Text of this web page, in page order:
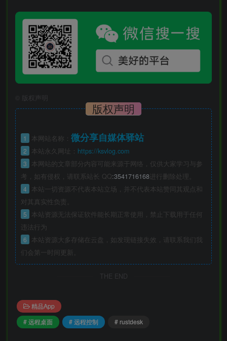
版权声明
版权声明
1 本网站名称： 微分享自媒体驿站
2 本站永久网址： https://ksvlog.com
3
本网站的文章部分内容可能来源于网络，仅供大家学习与参
考，如有侵权，请联系站长 QQ:3541716168进行删除处理。
4
本站一切资源不代表本站立场，并不代表本站赞同其观点和
对其真实性负责。
5
本站资源无法保证软件能长期正常使用，禁止下载用于任何
违法行为
6
本站资源大多存储在云盘，如发现链接失效，请联系我们我
们会第一时间更新。
THE END
精品App
# 远程桌面
# 远程控制 # rustdesk